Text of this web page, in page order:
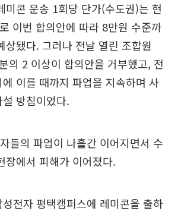
미콘 운송 1회당 단가(수도권)는 현
이번 합의안에 따라 8만원 수준까
상됐다. 그러나 전날 열린 조합원
의 2 이상이 합의안을 거부했고, 전
이를 때까지 파업을 지속하며 사
방침이었다.
들의 파업이 나흘간 이어지면서 수
장에서 피해가 이어졌다.
전자 평택캠퍼스에 레미콘을 출하